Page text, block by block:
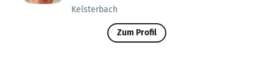
Kelsterbach
Zum Profil